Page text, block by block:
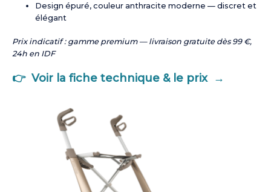
Design épuré, couleur anthracite moderne — discret et
élégant
Prix indicatif : gamme premium — livraison gratuite dès 99 €,
24h en IDF
👉 Voir la fiche technique & le prix →